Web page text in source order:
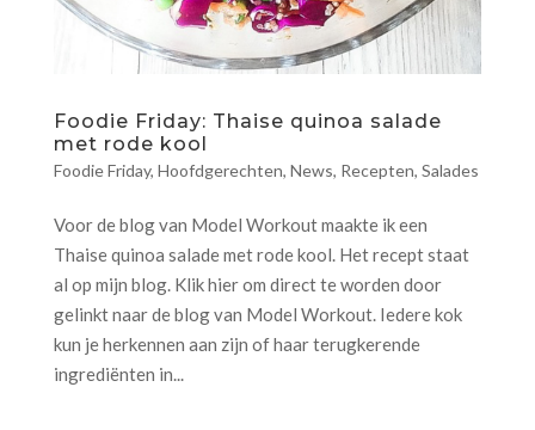
Foodie Friday: Thaise quinoa salade
met rode kool
Foodie Friday, Hoofdgerechten, News, Recepten, Salades
Voor de blog van Model Workout maakte ik een
Thaise quinoa salade met rode kool. Het recept staat
al op mijn blog. Klik hier om direct te worden door
gelinkt naar de blog van Model Workout. Iedere kok
kun je herkennen aan zijn of haar terugkerende
ingrediënten in...